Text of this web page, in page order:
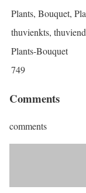
Plants, Bouquet,
thuvienkts,
Plants-Bouquet
749
Comments
comments